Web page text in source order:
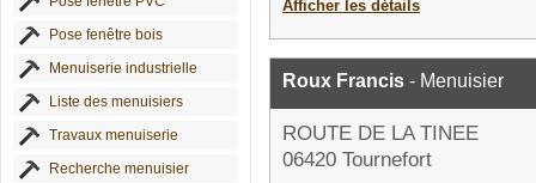
Pose fenêtre bois
Menuiserie industrielle
Liste des menuisiers
Travaux menuiserie
Recherche menuisier
Afficher les détails
Roux Francis - Menuisier
ROUTE DE LA TINEE
06420 Tournefort